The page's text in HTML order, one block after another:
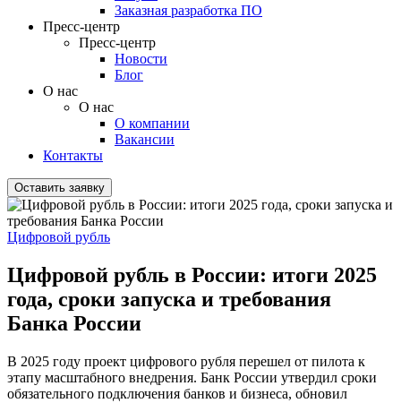
Заказная разработка ПО
Пресс-центр
Пресс-центр
Новости
Блог
О нас
О нас
О компании
Вакансии
Контакты
Оставить заявку
Цифровой рубль
Цифровой рубль в России: итоги 2025
года, сроки запуска и требования
Банка России
В 2025 году проект цифрового рубля перешел от пилота к
этапу масштабного внедрения. Банк России утвердил сроки
обязательного подключения банков и бизнеса, обновил